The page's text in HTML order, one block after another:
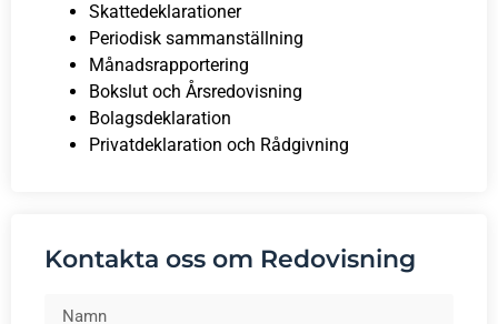
Skattedeklarationer
Periodisk sammanställning
Månadsrapportering
Bokslut och Årsredovisning
Bolagsdeklaration
Privatdeklaration och Rådgivning
Kontakta oss om Redovisning